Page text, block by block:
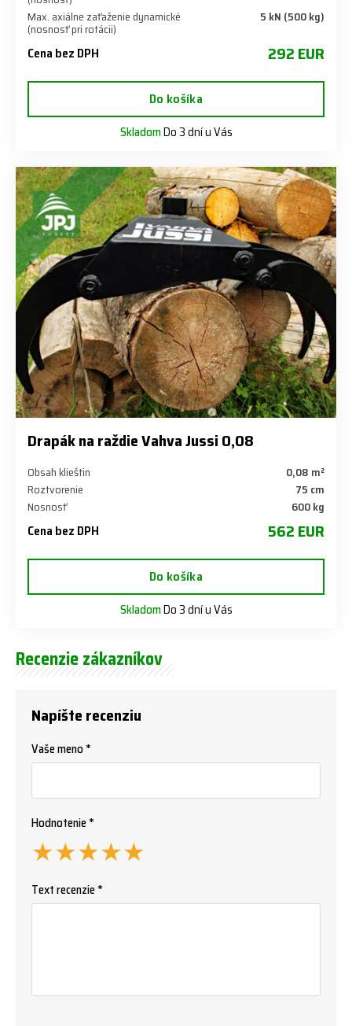
Max. axiálne zaťaženie dynamické
(nosnosť pri rotácii)
5 kN (500 kg)
Cena bez DPH 292 EUR
Do košíka
SkladomDo 3 dní u Vás
Drapák na raždie Vahva Jussi 0,08
Obsah klieštin
0,08 m²
Roztvorenie
75 cm
Nosnosť
600 kg
Cena bez DPH 562 EUR
Do košíka
SkladomDo 3 dní u Vás
Recenzie zákazníkov
Napíšte recenziu
Vaše meno *
Hodnotenie *
★
★
★
★
★
Text recenzie *